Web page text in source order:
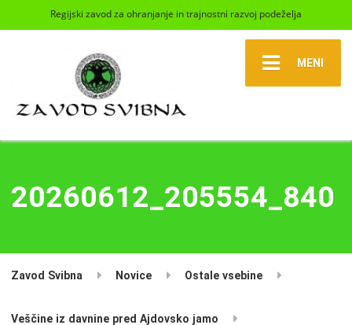
Regijski zavod za ohranjanje in trajnostni razvoj podeželja
MENI
20260612_205554_840
Zavod Svibna Novice Ostale vsebine
Veščine iz davnine pred Ajdovsko jamo